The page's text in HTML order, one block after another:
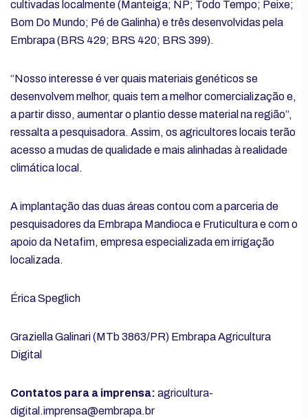
cultivadas localmente (Manteiga; NP; Todo Tempo; Peixe;
Bom Do Mundo; Pé de Galinha) e três desenvolvidas pela
Embrapa (BRS 429; BRS 420; BRS 399).
“Nosso interesse é ver quais materiais genéticos se
desenvolvem melhor, quais tem a melhor comercialização e,
a partir disso, aumentar o plantio desse material na região”,
ressalta a pesquisadora. Assim, os agricultores locais terão
acesso a mudas de qualidade e mais alinhadas à realidade
climática local.
A implantação das duas áreas contou com a parceria de
pesquisadores da Embrapa Mandioca e Fruticultura e com o
apoio da Netafim, empresa especializada em irrigação
localizada.
Érica Speglich
Graziella Galinari (MTb 3863/PR) Embrapa Agricultura
Digital
Contatos para a imprensa: agricultura-
digital.imprensa@embrapa.br